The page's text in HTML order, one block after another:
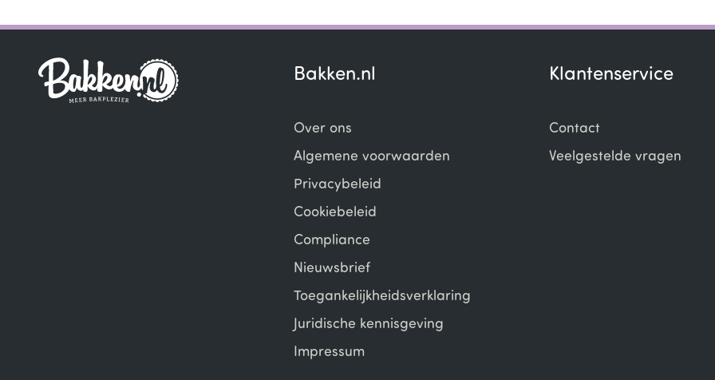
of
Bakken.nl
Over ons
Algemene voorwaarden
Privacybeleid
Cookiebeleid
Compliance
Nieuwsbrief
Toegankelijkheidsverklaring
Juridische kennisgeving
Impressum
Klantenservice
Contact
Veelgestelde vragen